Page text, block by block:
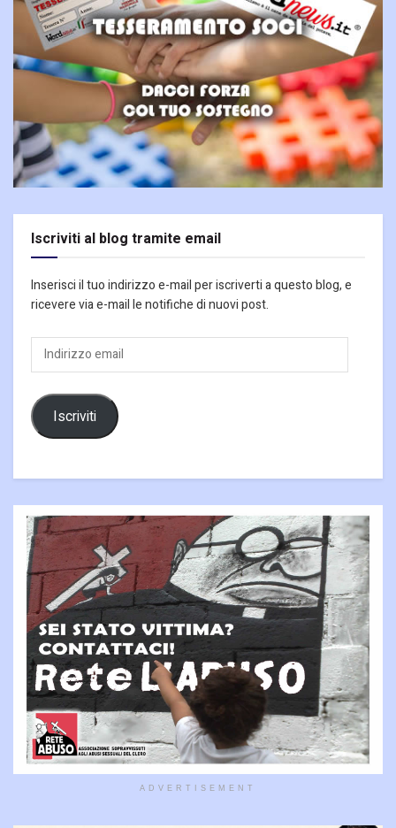
Iscriviti al blog tramite email
Inserisci il tuo indirizzo e-mail per iscriverti a questo blog, e
ricevere via e-mail le notifiche di nuovi post.
Indirizzo
email
Iscriviti
ADVERTISEMENT